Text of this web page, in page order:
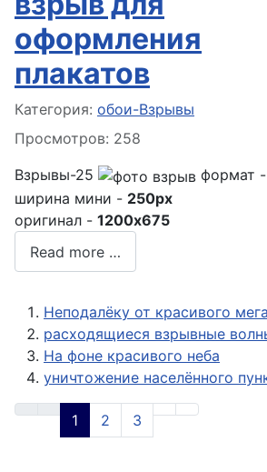
оформления
плакатов
Информация о материале
Категория: обои-Взрывы
Просмотров: 258
Взрывы-25
формат -
ширина мини - 250px
оригинал - 1200x675
Read more …
Неподалёку от красивого
расходящиеся взрывные
На фоне красивого неба
уничтожение населённого
1 2 3